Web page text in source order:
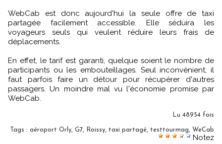
WebCab est donc aujourd'hui la seule offre de taxi
partagée facilement accessible. Elle séduira les
voyageurs seuls qui veulent réduire leurs frais de
déplacements.
En effet, le tarif est garanti, quelque soient le nombre de
participants ou les embouteillages. Seul inconvénient, il
faut parfois faire un détour pour récupérer d'autres
passagers. Un moindre mal vu l'économie promise par
WebCab.
Lu 48954 fois
Tags : aéroport Orly, G7, Roissy, taxi partagé, testtourmag, WeCab
Notez